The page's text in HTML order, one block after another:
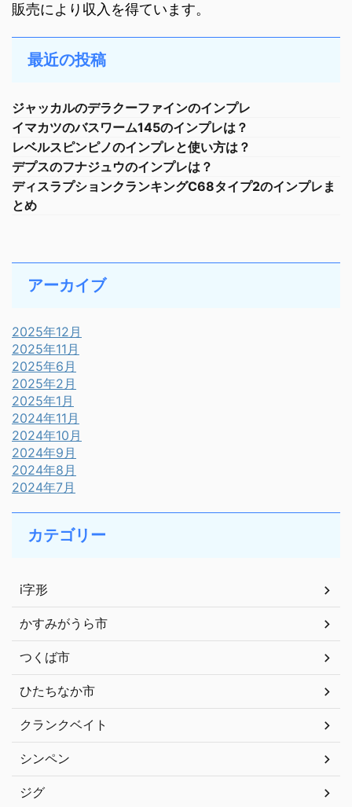
販売により収入を得ています。
最近の投稿
ジャッカルのデラクーファインのインプレ
イマカツのバスワーム145のインプレは？
レベルスピンピノのインプレと使い方は？
デプスのフナジュウのインプレは？
ディスラプションクランキングC68タイプ2のインプレま
とめ
アーカイブ
2025年12月
2025年11月
2025年6月
2025年2月
2025年1月
2024年11月
2024年10月
2024年9月
2024年8月
2024年7月
カテゴリー
i字形
かすみがうら市
つくば市
ひたちなか市
クランクベイト
シンペン
ジグ